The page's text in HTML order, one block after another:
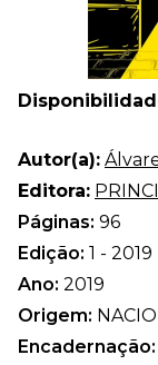
Autor(a):
Editora:
Páginas: 96
Edição: 1 - 2019
Ano: 2019
Origem:
Encadernação: